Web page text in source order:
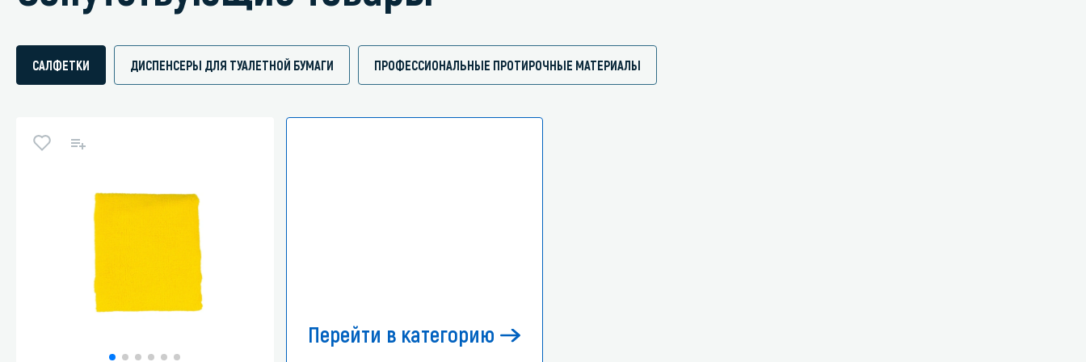
САЛФЕТКИ ДИСПЕНСЕРЫ ДЛЯ ТУАЛЕТНОЙ БУМАГИ ПРОФЕССИОНАЛЬНЫЕ ПРОТИРОЧНЫЕ МАТЕРИАЛЫ
Перейти в категорию